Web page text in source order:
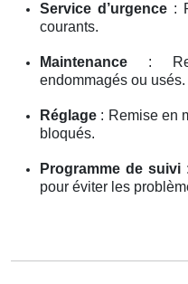
Service d’urgence:
courants.
Maintenance :
endommagés ou usés.
Réglage : Remise en
bloqués.
Programme de suivi
pour éviter les